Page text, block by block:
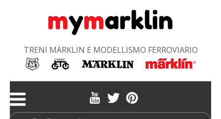
TRENI MÄRKLIN E MODELLISMO FERROVIARIO